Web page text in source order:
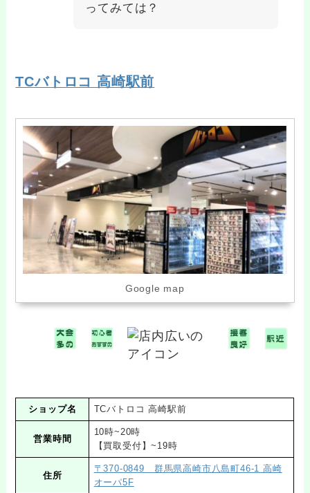
ってみては？
TCバトロコ 高崎駅前
Google map
ショップ名 TCバトロコ 高崎駅前
営業時間
10時~20時
【買取受付】~19時
住所
〒370-0849 群馬県高崎市八島町46-1 高崎
オーパ5F